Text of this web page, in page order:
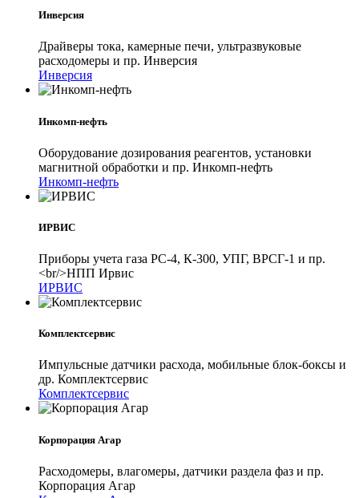
Инверсия
Драйверы тока, камерные печи, ультразвуковые
расходомеры и пр. Инверсия
Инверсия
Инкомп-нефть
Оборудование дозирования реагентов, установки
магнитной обработки и пр. Инкомп-нефть
Инкомп-нефть
ИРВИС
Приборы учета газа РС-4, К-300, УПГ, ВРСГ-1 и пр.
<br/>НПП Ирвис
ИРВИС
Комплектсервис
Импульсные датчики расхода, мобильные блок-боксы и
др. Комплектсервис
Комплектсервис
Корпорация Агар
Расходомеры, влагомеры, датчики раздела фаз и пр.
Корпорация Агар